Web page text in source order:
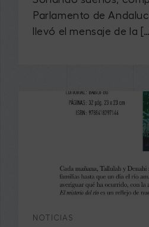
Parlamento de
llevó el mensaje de la […]
NOTICIAS